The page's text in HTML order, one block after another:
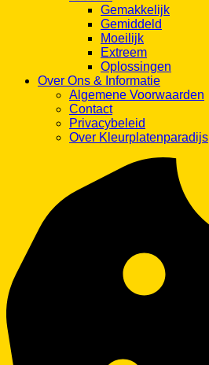
Gemakkelijk
Gemiddeld
Moeilijk
Extreem
Oplossingen
Over Ons & Informatie
Algemene Voorwaarden
Contact
Privacybeleid
Over Kleurplatenparadijs